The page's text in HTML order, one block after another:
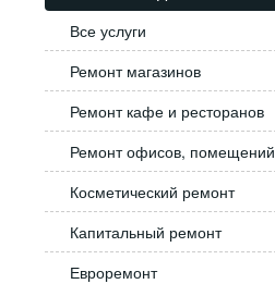
Все услуги
Ремонт магазинов
Ремонт кафе и ресторанов
Ремонт офисов, помещений
Косметический ремонт
Капитальный ремонт
Евроремонт